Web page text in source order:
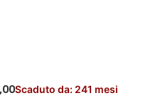
Scaduto da: 241 mesi